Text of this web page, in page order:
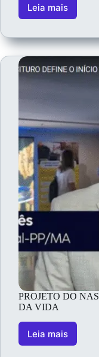
Leia mais
PROJETO DO
DA VIDA
Leia mais